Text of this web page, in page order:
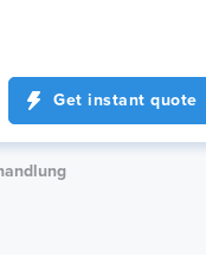
Get instant quote